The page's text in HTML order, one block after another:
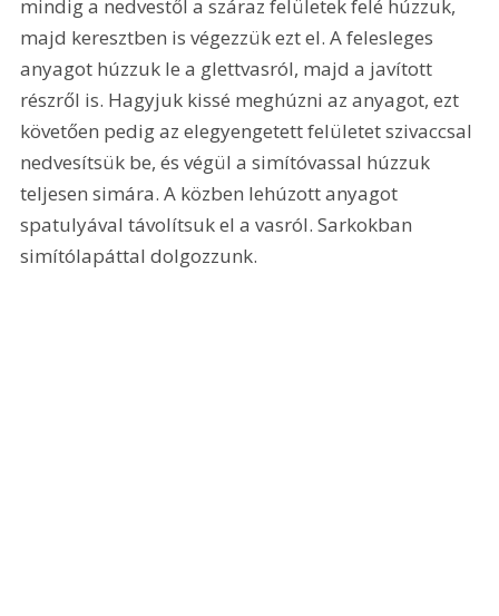
mindig a nedvestől a száraz felületek felé húzzuk,
majd keresztben is végezzük ezt el. A felesleges
anyagot húzzuk le a glettvasról, majd a javított
részről is. Hagyjuk kissé meghúzni az anyagot, ezt
követően pedig az elegyengetett felületet szivaccsal
nedvesítsük be, és végül a simítóvassal húzzuk
teljesen simára. A közben lehúzott anyagot
spatulyával távolítsuk el a vasról. Sarkokban
simítólapáttal dolgozzunk.